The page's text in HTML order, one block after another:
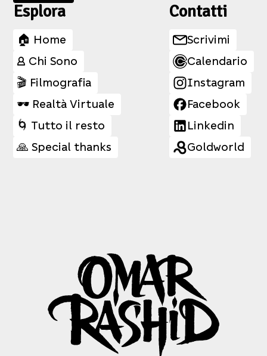
Esplora
🏠 Home
👤 Chi Sono
🎬 Filmografia
🕶️ Realtà Virtuale
🌀 Tutto il resto
🙏 Special thanks
Contatti
Scrivimi
Calendario
Instagram
Facebook
Linkedin
Goldworld